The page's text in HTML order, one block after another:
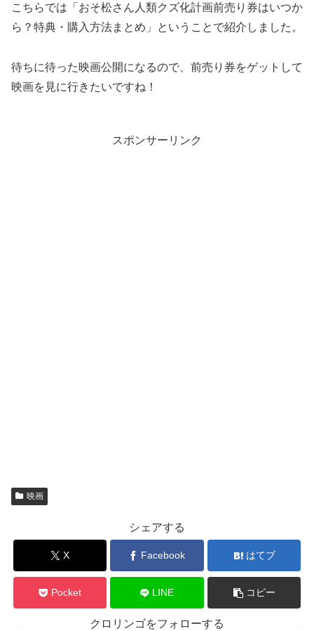
こちらでは「おそ松さん人類クズ化計画前売り券はいつか
ら？特典・購入方法まとめ」ということで紹介しました。
待ちに待った映画公開になるので、前売り券をゲットして
映画を見に行きたいですね！
スポンサーリンク
映画
シェアする
X Facebook はてブ
Pocket LINE コピー
クロリンゴをフォローする